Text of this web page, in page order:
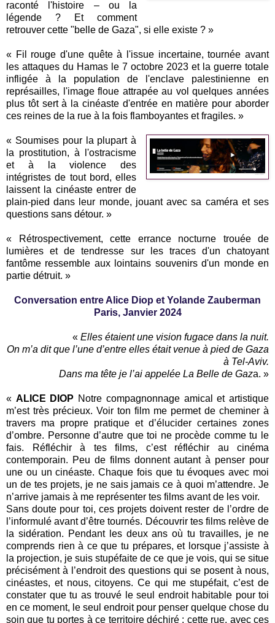
raconté l'histoire – ou la
légende ? Et comment
retrouver cette "belle de Gaza", si elle existe ? »
« Fil rouge d'une quête à l'issue incertaine, tournée avant
les attaques du Hamas le 7 octobre 2023 et la guerre totale
infligée à la population de l'enclave palestinienne en
représailles, l'image floue attrapée au vol quelques années
plus tôt sert à la cinéaste d'entrée en matière pour aborder
ces reines de la rue à la fois flamboyantes et fragiles. »
« Soumises pour la plupart à
la prostitution, à l'ostracisme
et à la violence des
intégristes de tout bord, elles
laissent la cinéaste entrer de
plain-pied dans leur monde, jouant avec sa caméra et ses
questions sans détour. »
« Rétrospectivement, cette errance nocturne trouée de
lumières et de tendresse sur les traces d'un chatoyant
fantôme ressemble aux lointains souvenirs d'un monde en
partie détruit. »
Conversation entre Alice Diop et Yolande Zauberman
Paris, Janvier 2024
« Elles étaient une vision fugace dans la nuit.
On m’a dit que l’une d’entre elles était venue à pied de Gaza
à Tel-Aviv.
Dans ma tête je l’ai appelée La Belle de Gaza. »
« ALICE DIOP Notre compagnonnage amical et artistique
m’est très précieux. Voir ton film me permet de cheminer à
travers ma propre pratique et d’élucider certaines zones
d’ombre. Personne d’autre que toi ne procède comme tu le
fais. Réfléchir à tes films, c’est réfléchir au cinéma
contemporain. Peu de films donnent autant à penser pour
une ou un cinéaste. Chaque fois que tu évoques avec moi
un de tes projets, je ne sais jamais ce à quoi m’attendre. Je
n’arrive jamais à me représenter tes films avant de les voir.
Sans doute pour toi, ces projets doivent rester de l’ordre de
l’informulé avant d’être tournés. Découvrir tes films relève de
la sidération. Pendant les deux ans où tu travailles, je ne
comprends rien à ce que tu prépares, et lorsque j’assiste à
la projection, je suis stupéfaite de ce que je vois, qui se situe
précisément à l’endroit des questions qui se posent à nous,
cinéastes, et nous, citoyens. Ce qui me stupéfait, c’est de
constater que tu as trouvé le seul endroit habitable pour toi
en ce moment, le seul endroit pour penser quelque chose du
soin que tu portes à ce territoire déchiré : cette rue, avec ces